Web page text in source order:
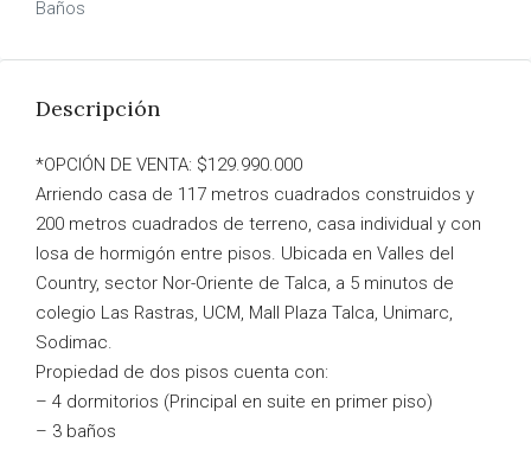
Baños
Descripción
*OPCIÓN DE VENTA: $129.990.000
Arriendo casa de 117 metros cuadrados construidos y
200 metros cuadrados de terreno, casa individual y con
losa de hormigón entre pisos. Ubicada en Valles del
Country, sector Nor-Oriente de Talca, a 5 minutos de
colegio Las Rastras, UCM, Mall Plaza Talca, Unimarc,
Sodimac.
Propiedad de dos pisos cuenta con:
– 4 dormitorios (Principal en suite en primer piso)
– 3 baños